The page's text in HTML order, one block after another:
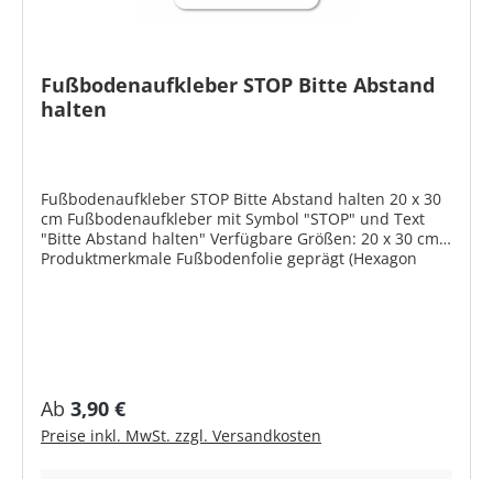
Fußbodenaufkleber STOP Bitte Abstand
halten
Fußbodenaufkleber STOP Bitte Abstand halten 20 x 30
cm Fußbodenaufkleber mit Symbol "STOP" und Text
"Bitte Abstand halten" Verfügbare Größen: 20 x 30 cm
Produktmerkmale Fußbodenfolie geprägt (Hexagon
semipermanenten Kleber
Regulärer Preis:
Ab 3,90 €
Preise inkl. MwSt. zzgl. Versandkosten